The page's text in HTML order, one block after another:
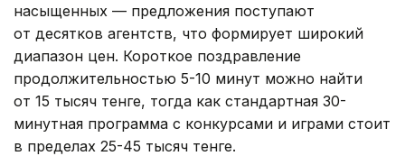
насыщенных — предложения поступают
от десятков агентств, что формирует широкий
диапазон цен. Короткое поздравление
продолжительностью 5-10 минут можно найти
от 15 тысяч тенге, тогда как стандартная 30-
минутная программа с конкурсами и играми стоит
в пределах 25-45 тысяч тенге.